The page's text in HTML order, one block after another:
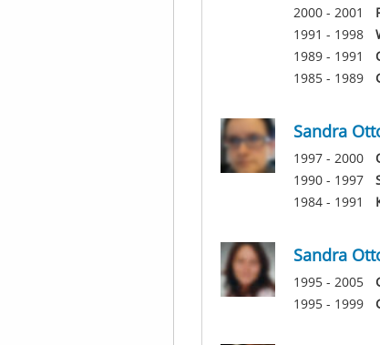
2000 - 2001
1991 - 1998
1989 - 1991
1985 - 1989
Sandra
1997 - 2000
1990 - 1997
1984 - 1991
Sandra
1995 - 2005
1995 - 1999